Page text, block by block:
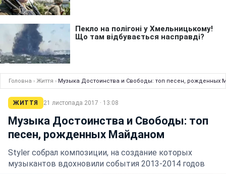
Головна › Життя › Музыка Достоинства и Свободы: топ песен, рожденных
ЖИТТЯ 21 листопада 2017 · 13:08
Музыка Достоинства и Свободы: топ
песен, рожденных Майданом
Styler собрал композиции, на создание которых
музыкантов вдохновили события 2013-2014 годов